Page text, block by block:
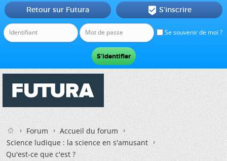
Se souvenir de moi ?
Retour sur Futura  S'inscrire
Forum
Accueil du forum
Science ludique : la science en s'amusant
Qu'est-ce que c'est ?